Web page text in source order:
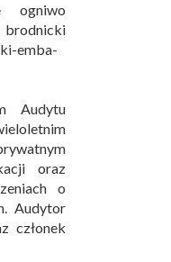
ogniwo
brodnicki
emba-
Audytu
oraz
o
Audytor
członek